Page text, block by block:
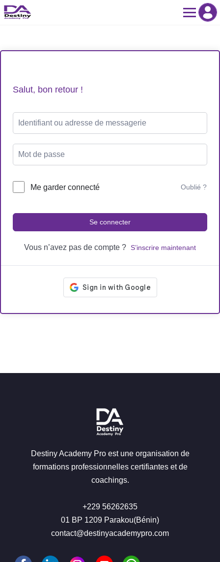
Skip
to
Salut, bon retour !
Me garder connecté Oublié ?
Se connecter
Vous n’avez pas de compte ? S’inscrire maintenant
Destiny Academy Pro est une organisation de
formations professionnelles certifiantes et de
coachings.
+229 56262635
01 BP 1209 Parakou(Bénin)
contact@destinyacademypro.com